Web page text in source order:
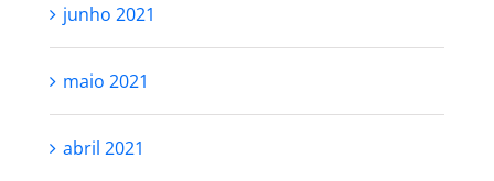
junho 2021
maio 2021
abril 2021